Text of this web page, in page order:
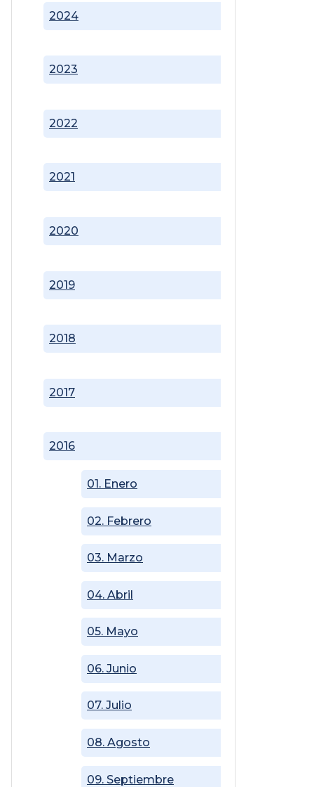
2016
01. Enero
02. Febrero
03. Marzo
04. Abril
05. Mayo
06. Junio
07. Julio
08. Agosto
09. Septiembre
2017
2018
2019
2020
2021
2022
2023
2024